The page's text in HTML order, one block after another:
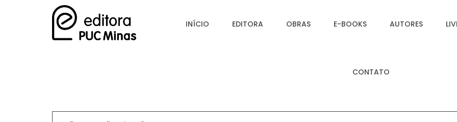
INÍCIO EDITORA OBRAS E-BOOKS AUTORES
CONTATO